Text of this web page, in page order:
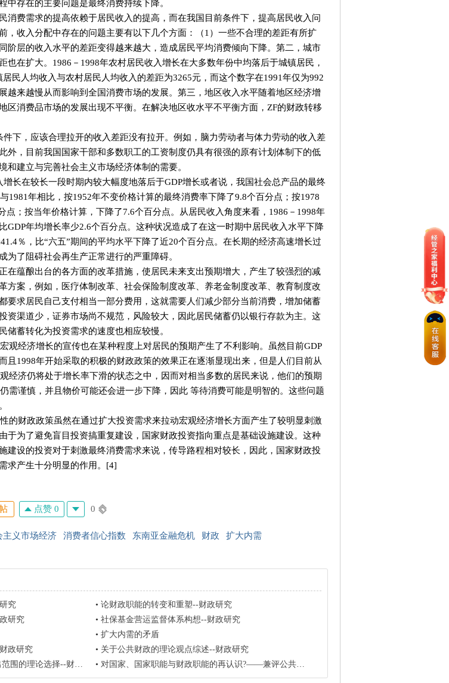
存在的主要问题是最终消费持续下降。
费需求的提高依赖于居民收入的提高，而在我国目前条件下，提高居民收入问
，收入分配中存在的问题主要有以下几个方面：（1）一些不合理的差距有所扩
阶层的收入水平的差距变得越来越大，造成居民平均消费倾向下降。第二，城市
也在扩大。1986－1998年农村居民收入增长在大多数年份中均落后于城镇居民，
民人均收入与农村居民人均收入的差距为3265元，而这个数字在1991年仅为992
越来越慢从而影响到全国消费市场的发展。第三，地区收入水平随着地区经济增
区消费品市场的发展出现不平衡。在解决地区收水平不平衡方面，ZF的财政转移
，应该合理拉开的收入差距没有拉开。例如，脑力劳动者与体力劳动的收入差
外，目前我国国家干部和多数职工的工资制度仍具有很强的原有计划体制下的低
和建立与完善社会主义市场经济体制的需要。
在较长一段时期内较大幅度地落后于GDP增长或者说，我国社会总产品的最终
1981年相比，按1952年不变价格计算的最终消费率下降了9.8个百分点；按1978
点；按当年价格计算，下降了7.6个百分点。从居民收入角度来看，1986－1998年
GDP年均增长率少2.6个百分点。这种状况造成了在这一时期中居民收入水平下降
％，比“六五”期间的平均水平下降了近20个百分点。在长期的经济高速增长过
为了阻碍社会再生产正常进行的严重障碍。
蕴酿出台的各方面的改革措施，使居民未来支出预期增大，产生了较强烈的减
方案，例如，医疗体制改革、社会保险制度改革、养老金制度改革、教育制度改
要求居民自己支付相当一部分费用，这就需要人们减少部分当前消费，增加储蓄
资渠道少，证券市场尚不规范，风险较大，因此居民储蓄仍以银行存款为主。这
储蓄转化为投资需求的速度也相应较慢。
经济增长的宣传也在某种程度上对居民的预期产生了不利影响。虽然目前GDP
且1998年开始采取的积极的财政政策的效果正在逐渐显现出来，但是人们目前从
经济仍将处于增长率下滑的状态之中，因而对相当多数的居民来说，他们的预期
需谨慎，并且物价可能还会进一步下降，因此 等待消费可能是明智的。这些问题
财政政策虽然在通过扩大投资需求来拉动宏观经济增长方面产生了较明显刺激
于为了避免盲目投资搞重复建设，国家财政投资指向重点是基础设施建设。这种
建设的投资对于刺激最终消费需求来说，传导路程相对较长，因此，国家财政投
求产生十分明显的作用。[4]
点赞 0 0
主义市场经济 消费者信心指数 东南亚金融危机 财政 扩大内需
究 • 论财政职能的转变和重塑--财政研究
研究 • 社保基金营运监督体系构想--财政研究
• 扩大内需的矛盾
政研究 • 关于公共财政的理论观点综述--财政研究
的理论选择--财政研究 • 对国家、国家职能与财政职能的再认识?——兼评公共产品论与双元结构论--财政研究